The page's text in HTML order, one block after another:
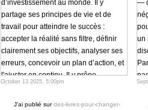
PARTIE I - COMMENT LE MONDE
FONCTIONNE
Introduction
L’introduction du livre "L’ordre mondial
en mutation" nous plonge d'emblée
dans une réflexion : les temps qui
viennent seront radicalement
connus, bien qu'ils ressemblent à
d’investissement au monde. Il y
partage ses principes de vie et de
travail pour atteindre le succès :
accepter la réalité sans filtre, définir
clairement ses objectifs, analyser ses
erreurs, concevoir un plan d’action, et
l'ajuster en continu. Il y prône
l'"honnêteté radicale" et la
October 13 2025, 5:00pm
—
un
J'ai publié surdes-livres-pour-changer-